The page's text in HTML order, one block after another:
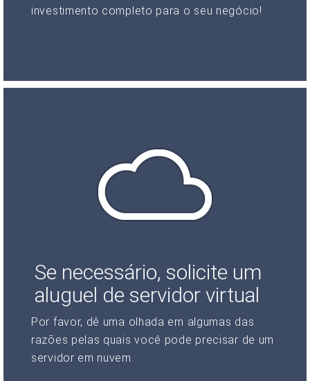
investimento completo para o seu negócio!
Se necessário, solicite um
aluguel de servidor virtual
Por favor, dê uma olhada em algumas das
razões pelas quais você pode precisar de um
servidor em nuvem.